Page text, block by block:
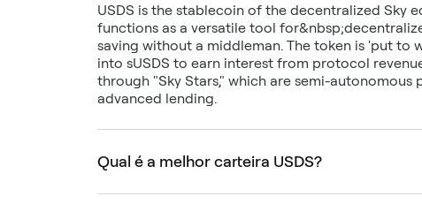
USDS is the stablecoin of the decentralized Sky
functions as a versatile tool
saving without a middleman. The token is 'put to
into sUSDS to earn interest from protocol
through "Sky Stars," which are semi-
advanced lending.
Qual é a melhor carteira USDS?